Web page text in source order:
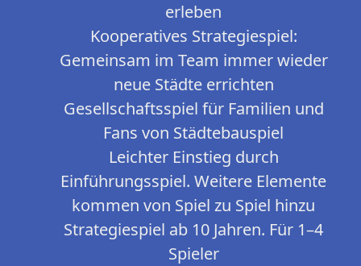
erleben
Kooperatives Strategiespiel:
Gemeinsam im Team immer wieder
neue Städte errichten
Gesellschaftsspiel für Familien und
Fans von Städtebauspiel
Leichter Einstieg durch
Einführungsspiel. Weitere Elemente
kommen von Spiel zu Spiel hinzu
Strategiespiel ab 10 Jahren. Für 1–4
Spieler